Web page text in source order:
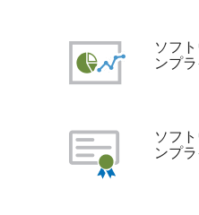
ソフ
ンプ
ソフ
ンプ